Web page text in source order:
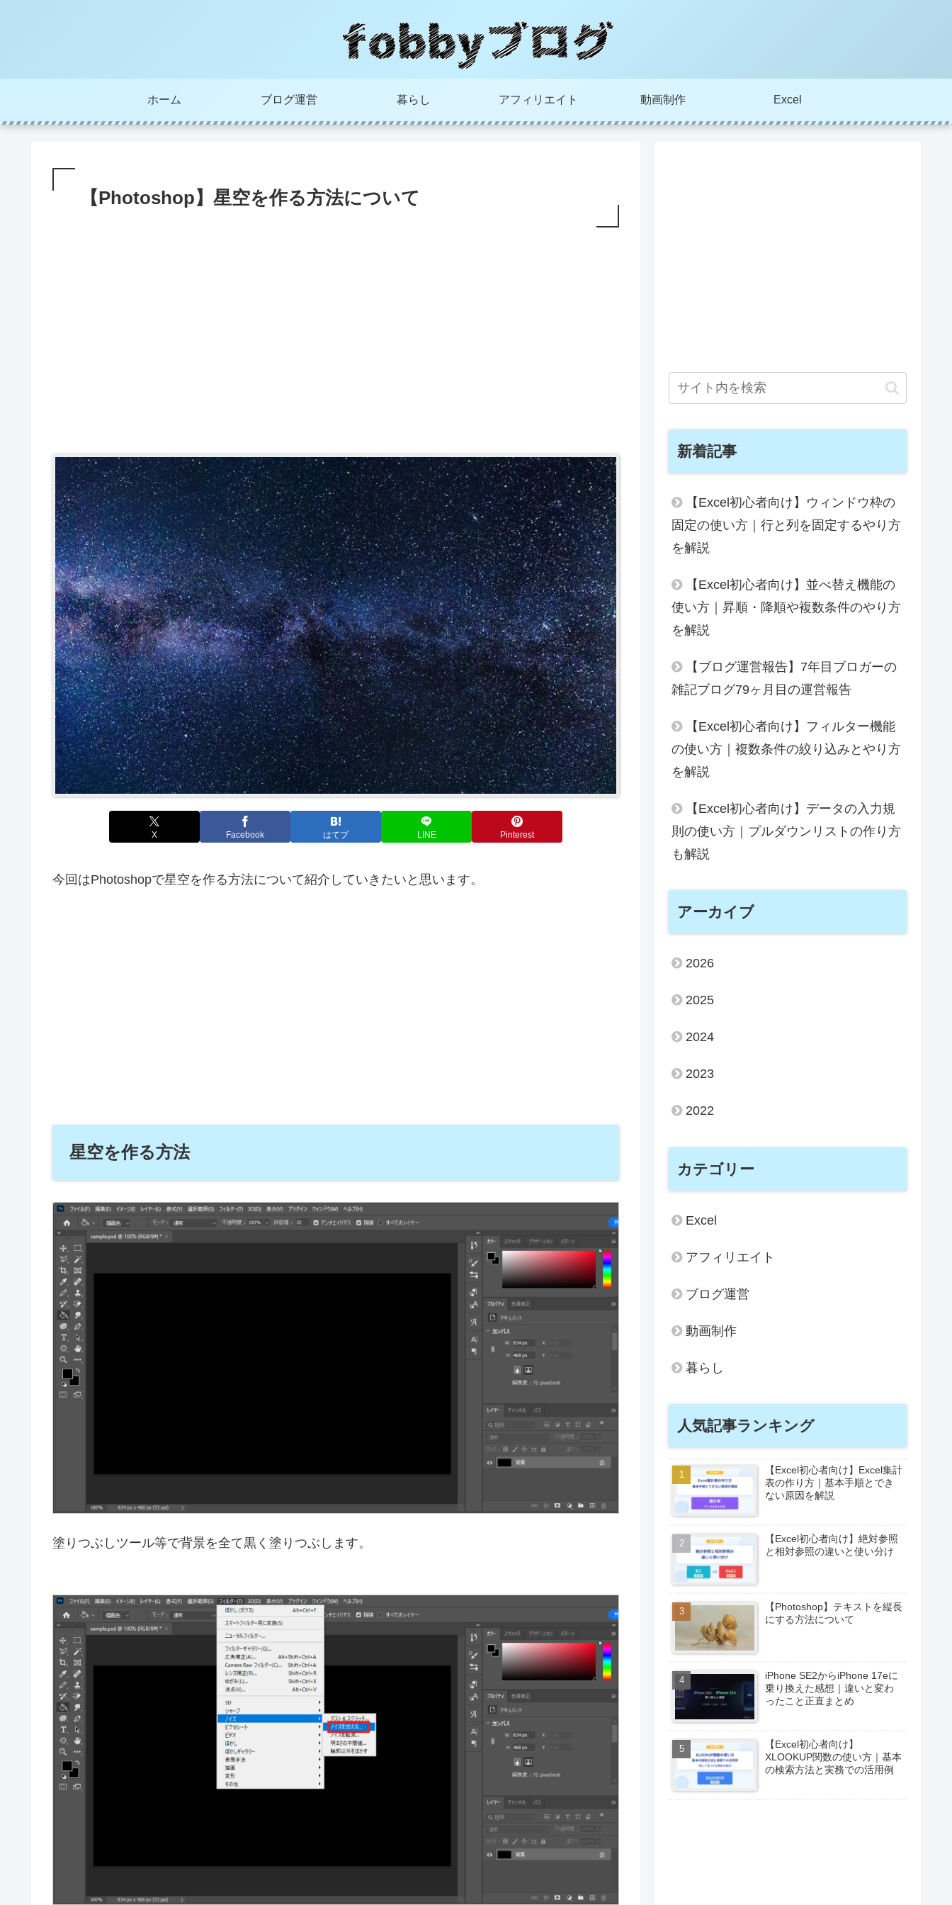
ホーム ブログ運営 暮らし アフィリエイト 動画制作 Excel
【Photoshop】星空を作る方法について
X Facebook はてブ LINE Pinterest
今回はPhotoshopで星空を作る方法について紹介していきたいと思います。
星空を作る方法
塗りつぶしツール等で背景を全て黒く塗りつぶします。
新着記事
【Excel初心者向け】ウィンドウ枠の
固定の使い方｜行と列を固定するやり方
を解説
【Excel初心者向け】並べ替え機能の
使い方｜昇順・降順や複数条件のやり方
を解説
【ブログ運営報告】7年目ブロガーの
雑記ブログ79ヶ月目の運営報告
【Excel初心者向け】フィルター機能
の使い方｜複数条件の絞り込みとやり方
を解説
【Excel初心者向け】データの入力規
則の使い方｜プルダウンリストの作り方
も解説
アーカイブ
2026
2025
2024
2023
2022
カテゴリー
Excel
アフィリエイト
ブログ運営
動画制作
暮らし
人気記事ランキング
【Excel初心者向け】Excel集計
表の作り方｜基本手順とでき
ない原因を解説
【Excel初心者向け】絶対参照
と相対参照の違いと使い分け
【Photoshop】テキストを縦長
にする方法について
iPhone SE2からiPhone 17eに
乗り換えた感想｜違いと変わ
ったこと正直まとめ
【Excel初心者向け】
XLOOKUP関数の使い方｜基本
の検索方法と実務での活用例